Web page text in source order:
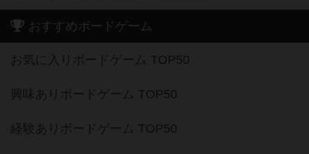
おすすめボードゲーム
お気に入りボードゲーム TOP50
興味ありボードゲーム TOP50
経験ありボードゲーム TOP50